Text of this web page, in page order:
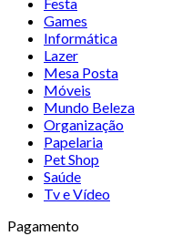
Games
Informática
Lazer
Mesa Posta
Móveis
Mundo Beleza
Organização
Papelaria
Pet Shop
Saúde
Tv e Vídeo
Pagamento